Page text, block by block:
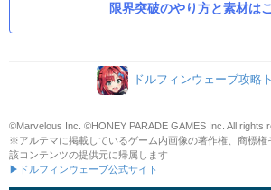
限界突破のやり方と素材は
ドルフィンウェーブ攻略
©Marvelous Inc. ©HONEY PARADE GAMES Inc. All rights
※アルテマに掲載しているゲーム内画像の著作権、商標権
該コンテンツの提供元に帰属します
▶ドルフィンウェーブ公式サイト